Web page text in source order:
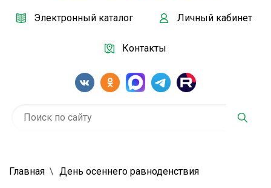
Электронный каталог Личный кабинет
Контакты
Главная День осеннего равноденствия